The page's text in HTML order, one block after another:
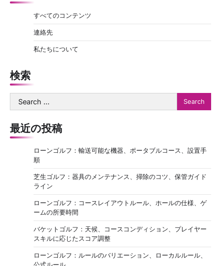
すべてのコンテンツ
連絡先
私たちについて
検索
Search
for:
最近の投稿
ローンゴルフ：輸送可能な機器、ポータブルコース、設置手
順
芝生ゴルフ：器具のメンテナンス、掃除のコツ、保管ガイド
ライン
ローンゴルフ：コースレイアウトルール、ホールの仕様、ゲ
ームの所要時間
バケットゴルフ：天候、コースコンディション、プレイヤー
スキルに応じたスコア調整
ローンゴルフ：ルールのバリエーション、ローカルルール、
公式ルール